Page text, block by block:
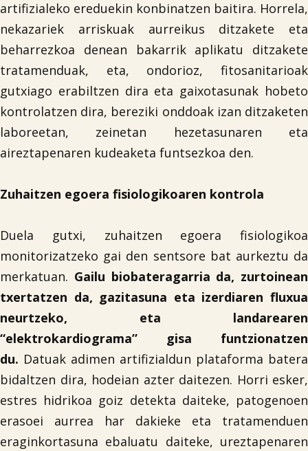
artifizialeko ereduekin konbinatzen baitira. Horrela,
nekazariek arriskuak aurreikus ditzakete eta
beharrezkoa denean bakarrik aplikatu ditzakete
tratamenduak, eta, ondorioz, fitosanitarioak
gutxiago erabiltzen dira eta gaixotasunak hobeto
kontrolatzen dira, bereziki onddoak izan ditzaketen
laboreetan, zeinetan hezetasunaren eta
aireztapenaren kudeaketa funtsezkoa den.
Zuhaitzen egoera fisiologikoaren kontrola
Duela gutxi, zuhaitzen egoera fisiologikoa
monitorizatzeko gai den sentsore bat aurkeztu da
merkatuan. Gailu biobateragarria da, zurtoinean
txertatzen da, gazitasuna eta izerdiaren fluxua
neurtzeko, eta landarearen
“elektrokardiograma” gisa funtzionatzen
du. Datuak adimen artifizialdun plataforma batera
bidaltzen dira, hodeian azter daitezen. Horri esker,
estres hidrikoa goiz detekta daiteke, patogenoen
erasoei aurrea har dakieke eta tratamenduen
eraginkortasuna ebaluatu daiteke, ureztapenaren